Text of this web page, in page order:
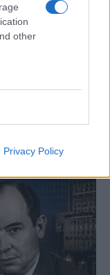
other
Privacy Policy